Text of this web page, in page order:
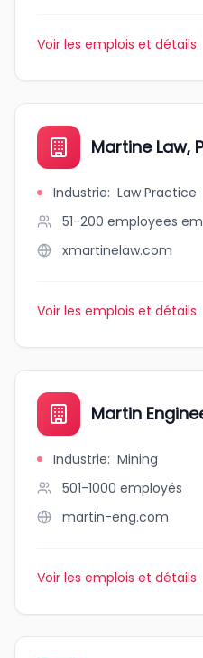
Voir les emplois et détails
Martine Law,
Industrie: Law Practice
51-200 employees
xmartinelaw.com
Voir les emplois et détails
Martin
Industrie: Mining
501-1000 employés
martin-eng.com
Voir les emplois et détails